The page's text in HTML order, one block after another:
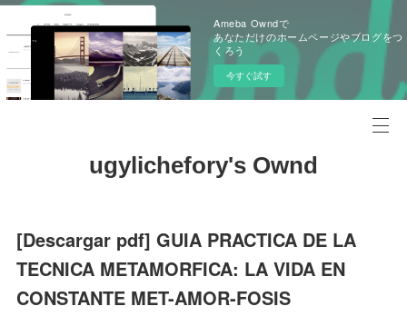
Ameba Owndで
あなただけのホームページやブログをつ
くろう
今すぐ試す
ugylichefory's Ownd
[Descargar pdf] GUIA PRACTICA DE LA
TECNICA METAMORFICA: LA VIDA EN
CONSTANTE MET-AMOR-FOSIS